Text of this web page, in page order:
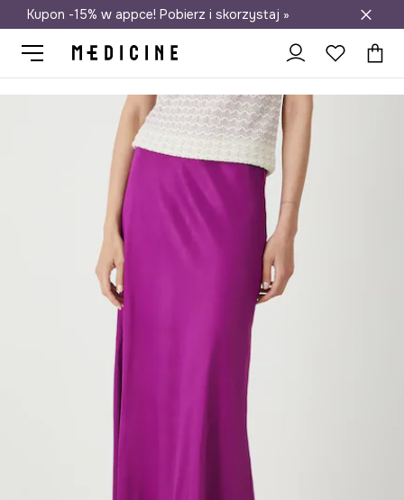
Darmowa dostawa do salonów
Kupon -15% w appce! Pobierz i skorzystaj »